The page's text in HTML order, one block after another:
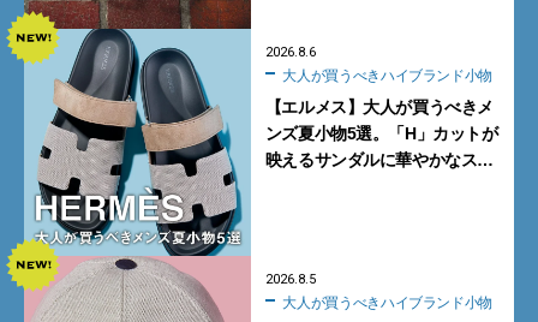
2026.8.6
大人が買うべきハイブランド小物
【エルメス】大人が買うべきメ
ンズ夏小物5選。「H」カットが
映えるサンダルに華やかなス
2026.8.5
大人が買うべきハイブランド小物